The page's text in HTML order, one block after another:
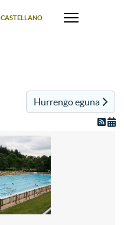
CASTELLANO
Hurrengo eguna